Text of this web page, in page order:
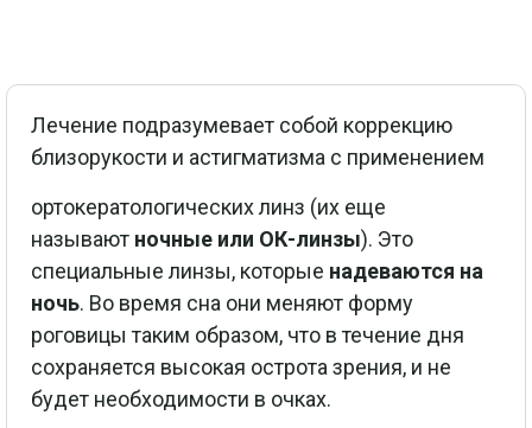
Лечение подразумевает собой коррекцию
близорукости и астигматизма с применением
ортокератологических линз (их еще
называют ночные или ОК-линзы). Это
специальные линзы, которые надеваются на
ночь. Во время сна они меняют форму
роговицы таким образом, что в течение дня
сохраняется высокая острота зрения, и не
будет необходимости в очках.